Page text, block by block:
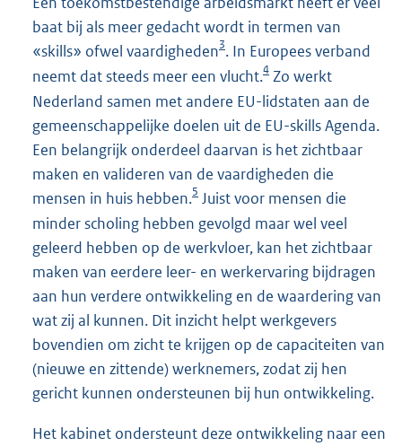
baat bij als meer gedacht wordt in termen van
«skills» ofwel vaardigheden3. In Europees verband
neemt dat steeds meer een vlucht.4 Zo werkt
Nederland samen met andere EU-lidstaten aan de
gemeenschappelijke doelen uit de EU-skills Agenda.
Een belangrijk onderdeel daarvan is het zichtbaar
maken en valideren van de vaardigheden die
mensen in huis hebben.5 Juist voor mensen die
minder scholing hebben gevolgd maar wel veel
geleerd hebben op de werkvloer, kan het zichtbaar
maken van eerdere leer- en werkervaring bijdragen
aan hun verdere ontwikkeling en de waardering van
wat zij al kunnen. Dit inzicht helpt werkgevers
bovendien om zicht te krijgen op de capaciteiten van
(nieuwe en zittende) werknemers, zodat zij hen
gericht kunnen ondersteunen bij hun ontwikkeling.
Het kabinet ondersteunt deze ontwikkeling naar een